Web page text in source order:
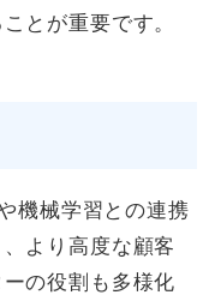
とが重要です。
機械学習との連携
より高度な顧客
の役割も多様化